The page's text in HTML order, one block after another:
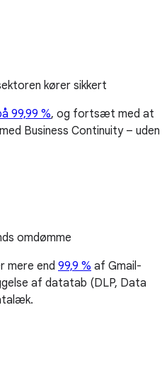
kører sikkert
99,99 %, og fortsæt med at
Business Continuity – uden
omdømme
mere end 99,9 % af Gmail-
af datatab (DLP, Data